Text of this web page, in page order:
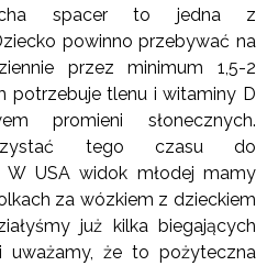
spacer to jedna z
powinno przebywać na
przez minimum 1,5-2
potrzebuje tlenu i witaminy D
promieni słonecznych.
tego czasu do
W USA widok młodej mamy
za wózkiem z dzieckiem
już kilka biegających
że to pożyteczna